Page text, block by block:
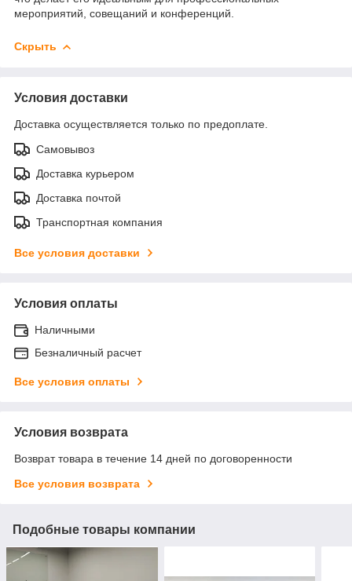
мероприятий, совещаний и конференций.
Скрыть
Условия доставки
Доставка осуществляется только по предоплате.
Самовывоз
Доставка курьером
Доставка почтой
Транспортная компания
Все условия доставки
Условия оплаты
Наличными
Безналичный расчет
Все условия оплаты
Условия возврата
Возврат товара в течение 14 дней по договоренности
Все условия возврата
Подобные товары компании